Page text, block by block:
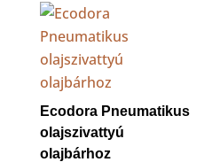
Ecodora Pneumatikus
olajszivattyú
olajbárhoz